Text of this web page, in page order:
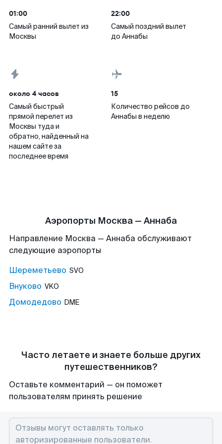
01:00
Самый ранний вылет из
Москвы
22:00
Самый поздний вылет
до Аннабы
около 4 часов
Самый быстрый
прямой перелет из
Москвы туда и
обратно, найденный на
нашем сайте за
последнее время
15
Количество рейсов до
Аннабы в неделю
Аэропорты Москва — Аннаба
Направление Москва — Аннаба обслуживают
следующие аэропорты
Шереметьево SVO
Внуково VKO
Домодедово DME
Часто летаете и знаете больше других
путешественников?
Оставьте комментарий — он поможет
пользователям принять решение